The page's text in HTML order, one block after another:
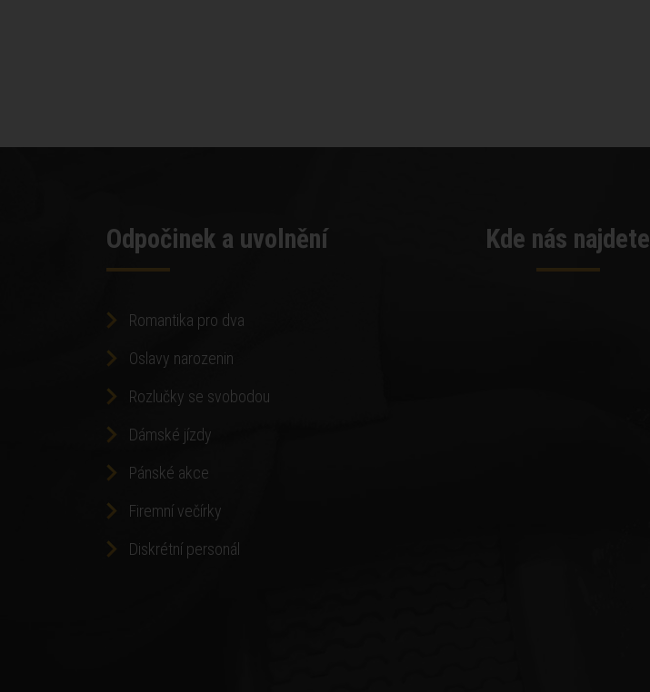
Odpočinek a uvolnění
Romantika pro dva
Oslavy narozenin
Rozlučky se svobodou
Dámské jízdy
Pánské akce
Firemní večírky
Diskrétní personál
Kde nás najdete